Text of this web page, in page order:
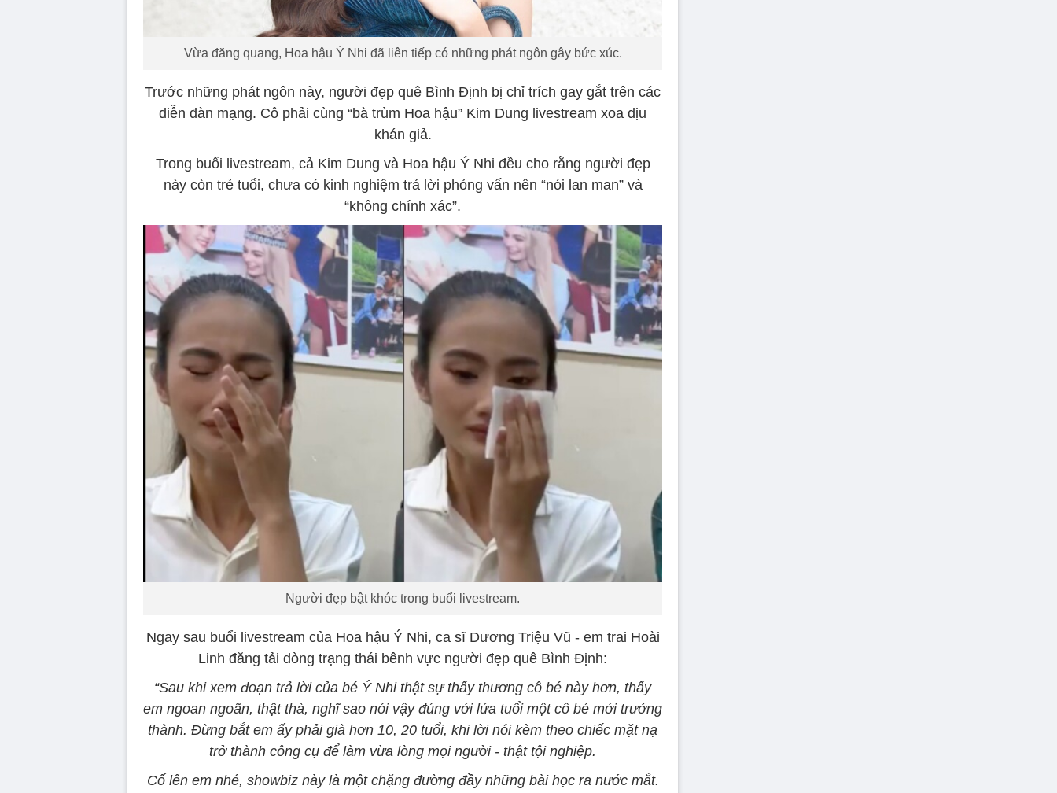
Vừa đăng quang, Hoa hậu Ý Nhi đã liên tiếp có những phát ngôn gây bức xúc.
Trước những phát ngôn này, người đẹp quê Bình Định bị chỉ trích gay gắt trên các
diễn đàn mạng. Cô phải cùng “bà trùm Hoa hậu” Kim Dung livestream xoa dịu
khán giả.
Trong buổi livestream, cả Kim Dung và Hoa hậu Ý Nhi đều cho rằng người đẹp
này còn trẻ tuổi, chưa có kinh nghiệm trả lời phỏng vấn nên “nói lan man” và
“không chính xác”.
Người đẹp bật khóc trong buổi livestream.
Ngay sau buổi livestream của Hoa hậu Ý Nhi, ca sĩ Dương Triệu Vũ - em trai Hoài
Linh đăng tải dòng trạng thái bênh vực người đẹp quê Bình Định:
“Sau khi xem đoạn trả lời của bé Ý Nhi thật sự thấy thương cô bé này hơn, thấy
em ngoan ngoãn, thật thà, nghĩ sao nói vậy đúng với lứa tuổi một cô bé mới trưởng
thành. Đừng bắt em ấy phải già hơn 10, 20 tuổi, khi lời nói kèm theo chiếc mặt nạ
trở thành công cụ để làm vừa lòng mọi người - thật tội nghiệp.
Cố lên em nhé, showbiz này là một chặng đường đầy những bài học ra nước mắt.